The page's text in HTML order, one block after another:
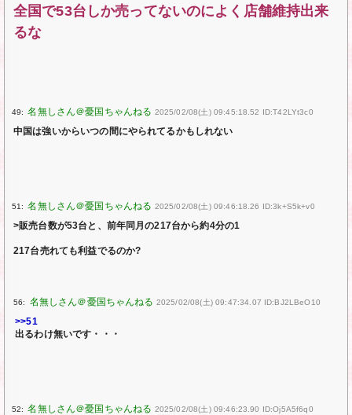
全国で53台しか売ってないのによく店舗維持出来
るな
49: 2025/02/08(土) 09:45:18.52 ID:T42LYt3c0
中国は強いからいつの間にやられてるかもしれない
51: 2025/02/08(土) 09:46:18.26 ID:3k+S5k+v0
>販売台数が53台と、前年同月の217台から約4分の1
217台売れても利益でるのか?
56: 2025/02/08(土) 09:47:34.07 ID:BJ2LBeO10
>>51
出るわけ無いです・・・
52: 2025/02/08(土) 09:46:23.90 ID:Oj5A5f6q0